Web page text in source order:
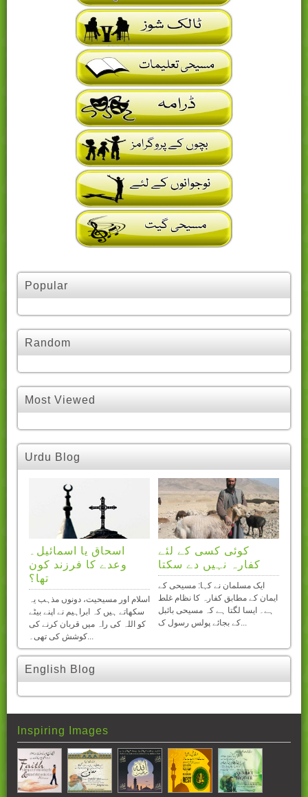
Popular
Random
Most Viewed
Urdu Blog
اسحاق یا اسمائیل۔
وعدے کا فرزند کون
تھا؟
اسلام اور مسیحیت، دونوں مذہب یہ
سکھاتے ہیں کہ ابراہیم نے اپنے بیٹے
کو اللہ کی راہ میں قربان کرنے کی
کوئی کسی کے لئے
کفارہ نہیں دے سکتا
ایک مسلمان نے کہا: مسیحی کے
ایمان کے مطابق کفارہ کا نظام غلط
ہے۔ ایسا لگتا ہے کہ مسیحی بائبل
English Blog
Inspiring Images